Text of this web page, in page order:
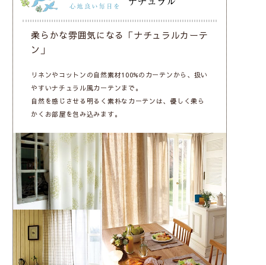
柔らかな雰囲気になる「ナチュラルカーテ
ン」
リネンやコットンの自然素材100%のカーテンから、扱い
やすいナチュラル風カーテンまで。
自然を感じさせる明るく素朴なカーテンは、優しく柔ら
かくお部屋を包み込みます。